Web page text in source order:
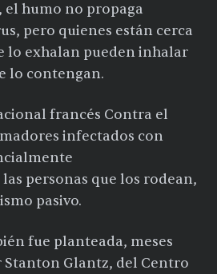
el humo no propaga
pero quienes están cerca
lo exhalan pueden inhalar
lo contengan.
francés Contra el
infectados con
personas que los rodean,
pasivo.
fue planteada, meses
Glantz, del Centro